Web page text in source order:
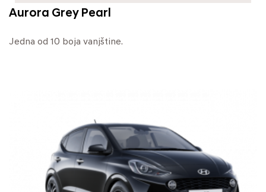
Aurora Grey Pearl
Jedna od 10 boja vanjštine.